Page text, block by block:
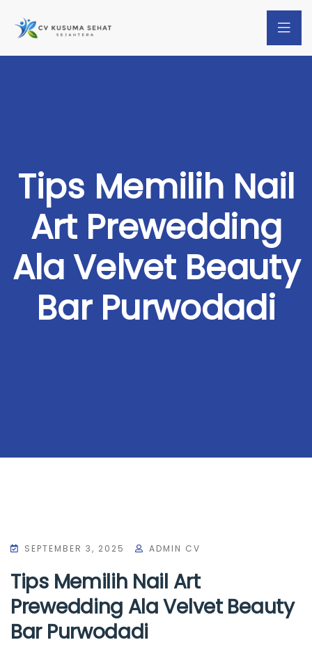
Tips Memilih Nail
Art Prewedding
Ala Velvet Beauty
Bar Purwodadi
SEPTEMBER 3, 2025 ADMIN CV
Tips Memilih Nail Art
Prewedding Ala Velvet Beauty
Bar Purwodadi